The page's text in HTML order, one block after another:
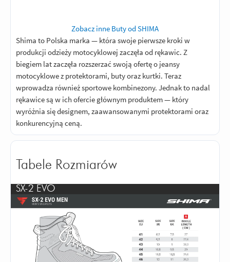
Zobacz inne Buty od SHIMA
Shima to Polska marka — która swoje pierwsze kroki w
produkcji odzieży motocyklowej zaczęła od rękawic. Z
biegiem lat zaczęła rozszerzać swoją ofertę o jeansy
motocyklowe z protektorami, buty oraz kurtki. Teraz
wprowadza również sportowe kombinezony. Jednak to nadal
rękawice są w ich ofercie głównym produktem — który
wyróżnia się designem, zaawansowanymi protektorami oraz
konkurencyjną ceną.
Tabele Rozmiarów
SX-2 EVO